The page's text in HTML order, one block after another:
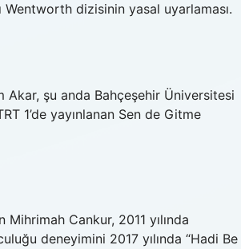
Wentworth dizisinin yasal uyarlaması.
Akar, şu anda Bahçeşehir Üniversitesi
1’de yayınlanan Sen de Gitme
Cankur, 2011 yılında
deneyimini 2017 yılında “Hadi Be